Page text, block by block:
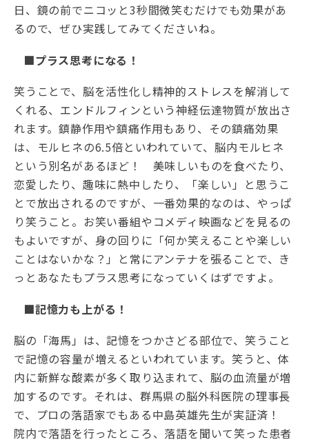
日、鏡の前でニコッと3秒間微笑むだけでも効果があ
るので、ぜひ実践してみてくださいね。
■プラス思考になる！
笑うことで、脳を活性化し精神的ストレスを解消して
くれる、エンドルフィンという神経伝達物質が放出さ
れます。鎮静作用や鎮痛作用もあり、その鎮痛効果
は、モルヒネの6.5倍といわれていて、脳内モルヒネ
という別名があるほど！ 美味しいものを食べたり、
恋愛したり、趣味に熱中したり、「楽しい」と思うこ
とで放出されるのですが、一番効果的なのは、やっぱ
り笑うこと。お笑い番組やコメディ映画などを見るの
もよいですが、身の回りに「何か笑えることや楽しい
ことはないかな？」と常にアンテナを張ることで、き
っとあなたもプラス思考になっていくはずですよ。
■記憶力も上がる！
脳の「海馬」は、記憶をつかさどる部位で、笑うこと
で記憶の容量が増えるといわれています。笑うと、体
内に新鮮な酸素が多く取り込まれて、脳の血流量が増
加するのです。それは、群馬県の脳外科医院の理事長
で、プロの落語家でもある中島英雄先生が実証済！
院内で落語を行ったところ、落語を聞いて笑った患者